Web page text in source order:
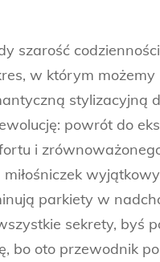
szarość
w którym
stylizacyjną
powrót do
i
parkiety w
sekrety, byś
bo oto przewodnik po